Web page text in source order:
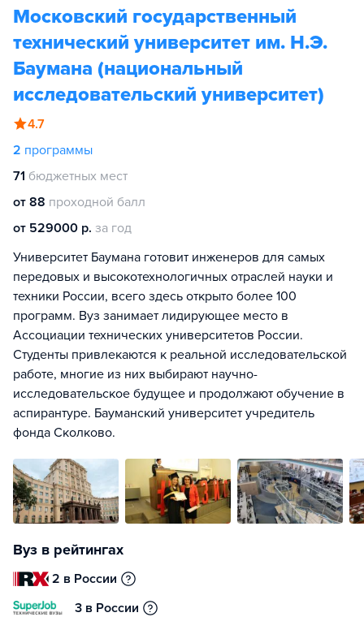
Московский государственный
технический университет им. Н.Э.
Баумана (национальный
исследовательский университет)
4.7
2 программы
71 бюджетных мест
от 88 проходной балл
от 529000 р. за год
Университет Баумана готовит инженеров для самых
передовых и высокотехнологичных отраслей науки и
техники России, всего здесь открыто более 100
программ. Вуз занимает лидирующее место в
Ассоциации технических университетов России.
Студенты привлекаются к реальной исследовательской
работе, многие из них выбирают научно-
исследовательское будущее и продолжают обучение в
аспирантуре. Бауманский университет учредитель
фонда Сколково.
Вуз в рейтингах
2 в России
3 в России